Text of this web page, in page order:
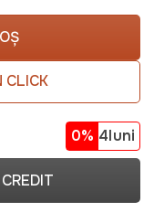
CLICK
0% 4luni